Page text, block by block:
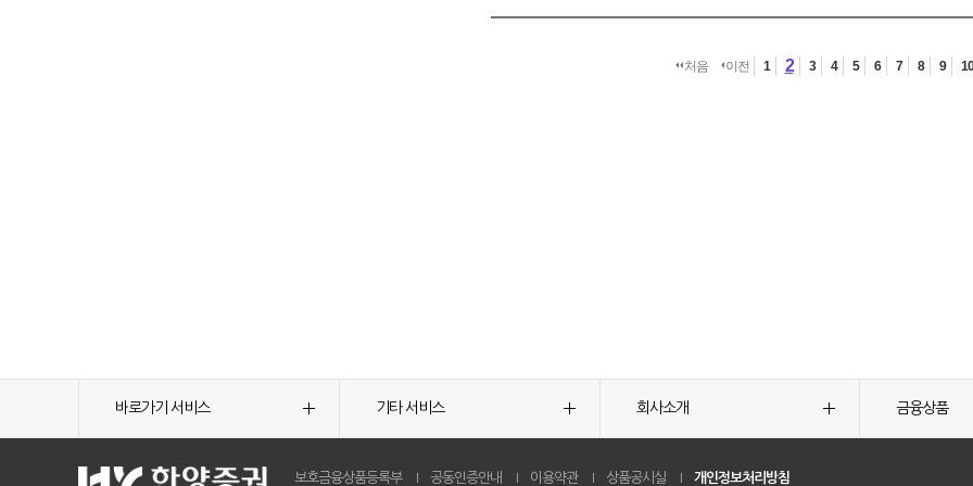
처음 이전 1 2 3 4 5 6 7 8 9 10
바로가기 서비스 기타 서비스 회사소개 금융상품
보호금융상품등록부 공동인증안내 이용약관 상품공시실 개인정보처리방침